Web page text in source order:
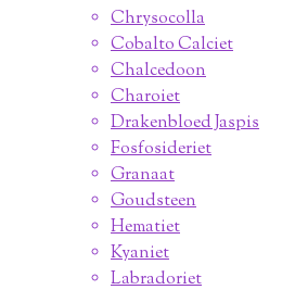
Chrysocolla
Cobalto Calciet
Chalcedoon
Charoiet
Drakenbloed Jaspis
Fosfosideriet
Granaat
Goudsteen
Hematiet
Kyaniet
Labradoriet